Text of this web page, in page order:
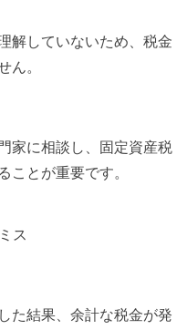
解していないため、税金
。
家に相談し、固定資産税
とが重要です。
ス
た結果、余計な税金が発